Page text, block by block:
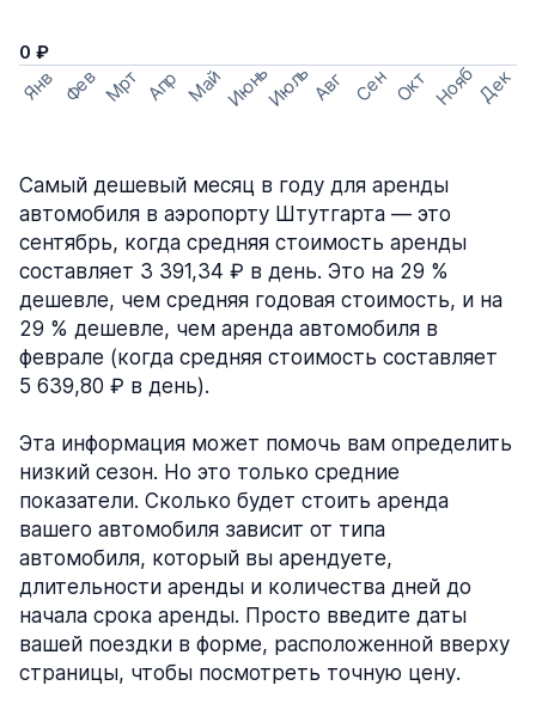
0 ₽
Янв Фев Мрт Апр МайИюньИюльАвг Сен Окт НоябДек
Самый дешевый месяц в году для аренды
автомобиля в аэропорту Штутгарта — это
сентябрь, когда средняя стоимость аренды
составляет 3 391,34 ₽ в день. Это на 29 %
дешевле, чем средняя годовая стоимость, и на
29 % дешевле, чем аренда автомобиля в
феврале (когда средняя стоимость составляет
5 639,80 ₽ в день).
Эта информация может помочь вам определить
низкий сезон. Но это только средние
показатели. Сколько будет стоить аренда
вашего автомобиля зависит от типа
автомобиля, который вы арендуете,
длительности аренды и количества дней до
начала срока аренды. Просто введите даты
вашей поездки в форме, расположенной вверху
страницы, чтобы посмотреть точную цену.